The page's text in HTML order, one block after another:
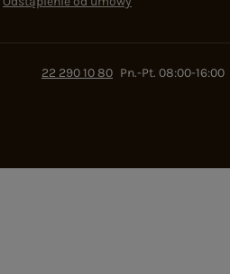
22 290 10 80 Pn.-Pt. 08:00-16:00